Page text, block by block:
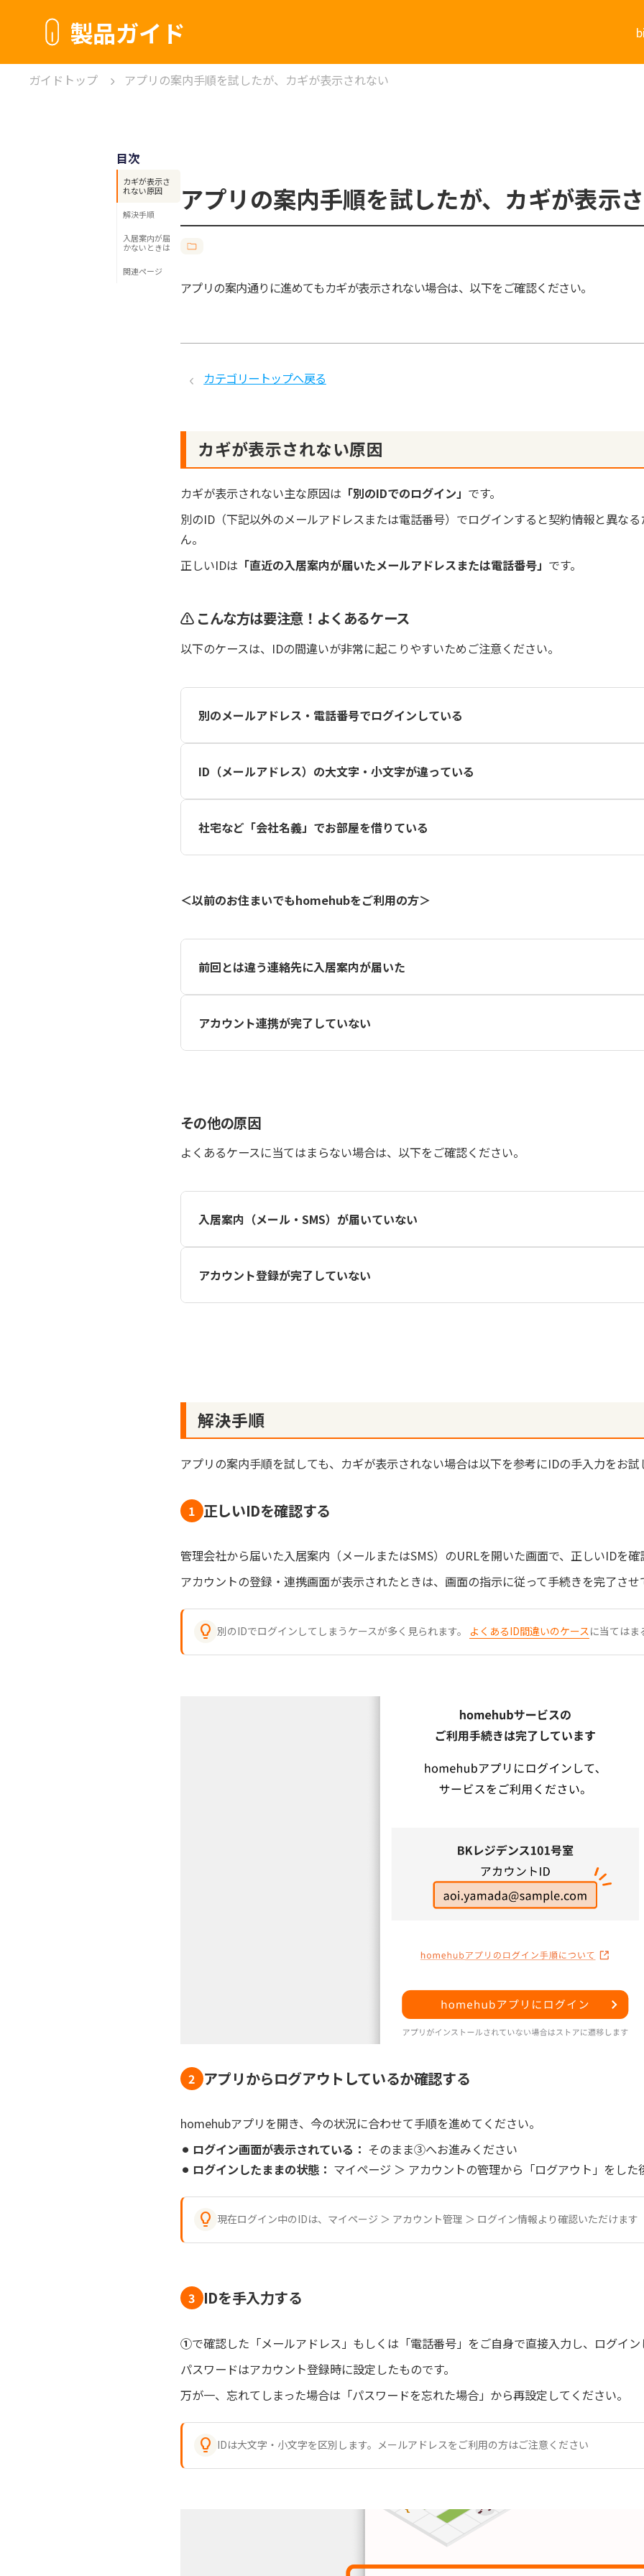
製品ガイド
ガイドトップ アプリの案内手順を試したが、カギが表示されない
目次
カギが表示さ
れない原因
‍解決手順
入居案内が届
かないときは
関連ページ
アプリの案内手順を試したが、カギが表示
アプリの案内通りに進めてもカギが表示されない場合は、以下をご確認ください。
カテゴリートップへ戻る
カギが表示されない原因
カギが表示されない主な原因は 「別のIDでのログイン」 です。
別のID（下記以外のメールアドレスまたは電話番号）でログインすると契約情報と異な
ん。
正しいIDは 「直近の入居案内が届いたメールアドレスまたは電話番号」 です。
⚠️ こんな方は要注意！よくあるケース
以下のケースは、IDの間違いが非常に起こりやすいためご注意ください。
別のメールアドレス・電話番号でログインしている
入居案内は、申込時に管理会社に提出した連絡先に届きます。
通知を受け取った連絡先が正しいIDになるため、よく利用する別の連絡先との混同にご注意くださ
ID（メールアドレス）の大文字・小文字が違っている
ID（メールアドレス）は大文字と小文字を区別します。「直近の入居案内」に記載された通りにご
社宅など「会社名義」でお部屋を借りている
＜以前のお住まいでもhomehubをご利用の方＞
前回とは違う連絡先に入居案内が届いた
入居案内の送信先は、管理会社によって異なります。通知先が前回と異なる場合は、IDが変わる
す。
アカウント連携が完了していない
その他の原因
よくあるケースに当てはまらない場合は、以下をご確認ください。
入居案内（メール・SMS）が届いていない
管理会社によって送信先が異なるため、まずは「メール」と「SMS」の両方を確認してください。
見つからない場合は、入居案内が届かないときは
アカウント登録が完了していない
‍解決手順
アプリの案内手順を試しても、カギが表示されない場合は以下を参考にIDの手入力をお試
1 正しいIDを確認する
管理会社から届いた入居案内（メールまたはSMS）のURLを開いた画面で、正しいIDを確
アカウントの登録・連携画面が表示されたときは、画面の指示に従って手続きを完了させ
 別のIDでログインしてしまうケースが多く見られます。 よくあるID間違いのケースに当てはま
2 アプリからログアウトしているか確認する
homehubアプリを開き、今の状況に合わせて手順を進めてください。
⚫︎ ログイン画面が表示されている： そのまま③へお進みください
⚫︎ ログインしたままの状態： マイページ ＞ アカウントの管理から「ログアウト」をし
 現在ログイン中のIDは、マイページ ＞ アカウント管理 ＞ ログイン情報より確認いただけます
3 IDを手入力する
‍①で確認した「メールアドレス」もしくは「電話番号」をご自身で直接入力し、ログイン
パスワードはアカウント登録時に設定したものです。
万が一、忘れてしまった場合は「パスワードを忘れた場合」から再設定してください。
 IDは大文字・小文字を区別します。メールアドレスをご利用の方はご注意ください